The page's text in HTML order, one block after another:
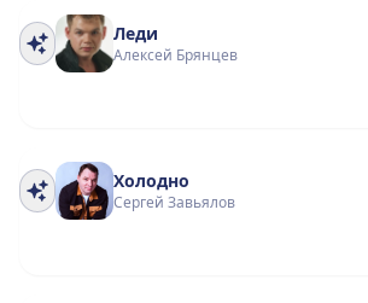
Леди
Алексей Брянцев
Холодно
Сергей Завьялов